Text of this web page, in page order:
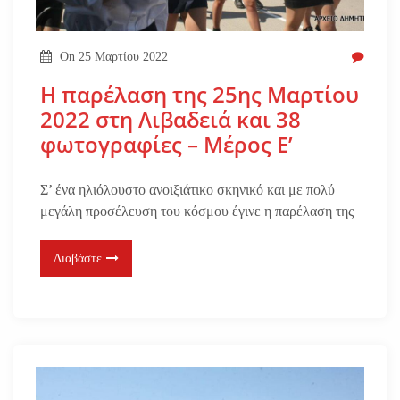
On 25 Μαρτίου 2022
Η παρέλαση της 25ης Μαρτίου
2022 στη Λιβαδειά και 38
φωτογραφίες – Μέρος Ε’
Σ’ ένα ηλιόλουστο ανοιξιάτικο σκηνικό και με πολύ
μεγάλη προσέλευση του κόσμου έγινε η παρέλαση της
Διαβάστε